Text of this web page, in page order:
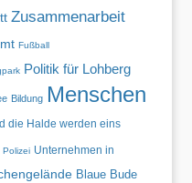
Zusammenarbeit
Fußball
Politik für Lohberg
Bildung Menschen
die Halde werden eins
Polizei Unternehmen in
Blaue Bude